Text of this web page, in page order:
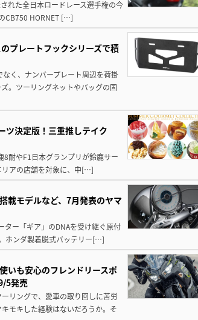
れた全日本ロードレース選手権の今
CB750 HORNET […]
プレートフックシリーズで積
く、ナンバープレート周辺を荷掛
。ツーリングネットやバッグの固
ツ決定版！三重推しテイク
8耐やF1日本グランプリが鈴鹿サー
リアの店舗を対象に、中[…]
載モデルなど、7月発表のヤマ
ター「ギア」のDNAを受け継ぐ原付
ホンダ製着脱式バッテリー[…]
いも安心のフレンドリースポ
5発売
リングで、愛車の取り回しに苦労
モキした経験はないだろうか。そ